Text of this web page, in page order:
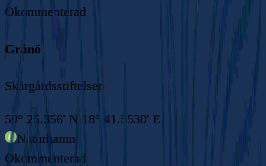
Okommenterad
Gränö
Skärgårdsstiftelsen
59° 25.356' N 18° 41.5530' E
Naturhamn
Okommenterad